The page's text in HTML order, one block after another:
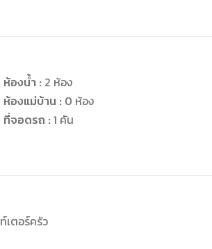
ห้องน้ำ : 2 ห้อง
ห้องแม่บ้าน : 0 ห้อง
ที่จอดรถ :1 คัน
เตอร์ครัว